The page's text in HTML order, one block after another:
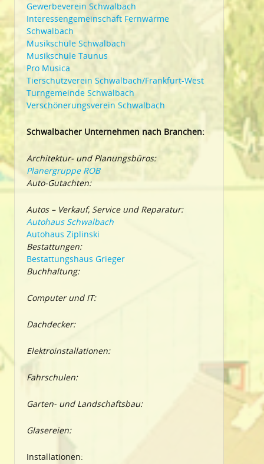
Gewerbeverein Schwalbach
Interessengemeinschaft Fernwärme
Schwalbach
Musikschule Schwalbach
Musikschule Taunus
Pro Musica
Tierschutzverein Schwalbach/Frankfurt-West
Turngemeinde Schwalbach
Verschönerungsverein Schwalbach
Schwalbacher Unternehmen nach Branchen:
Architektur- und Planungsbüros:
Planergruppe ROB
Auto-Gutachten:
Autos – Verkauf, Service und Reparatur:
Autohaus Schwalbach
Autohaus Ziplinski
Bestattungen:
Bestattungshaus Grieger
Buchhaltung:
Computer und IT:
Dachdecker:
Elektroinstallationen:
Fahrschulen:
Garten- und Landschaftsbau:
Glasereien:
Installationen: